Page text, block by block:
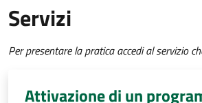
Servizi
Per presentare la pratica accedi al servizio
Attivazione di un